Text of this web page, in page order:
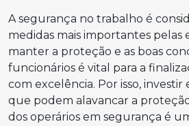
A segurança no trabalho é
medidas mais importantes pelas
manter a proteção e as boas
funcionários é vital para a
com excelência. Por isso, investir
que podem alavancar a
dos operários em segurança é